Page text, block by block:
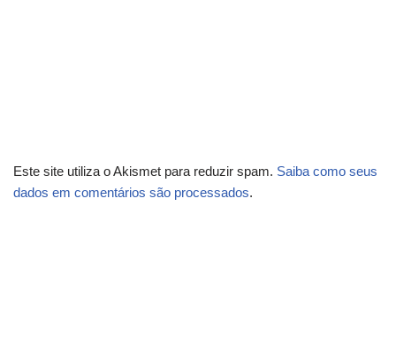
Este site utiliza o Akismet para reduzir spam. Saiba como seus
dados em comentários são processados.